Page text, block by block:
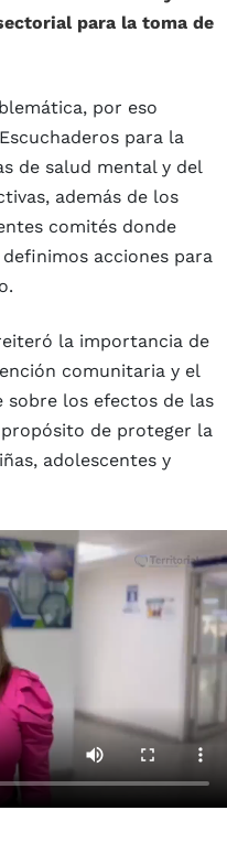
para la toma de
por eso
para la
de salud mental y del
además de los
comités donde
acciones para
la importancia de
comunitaria y el
sobre los efectos de las
de proteger la
adolescentes y